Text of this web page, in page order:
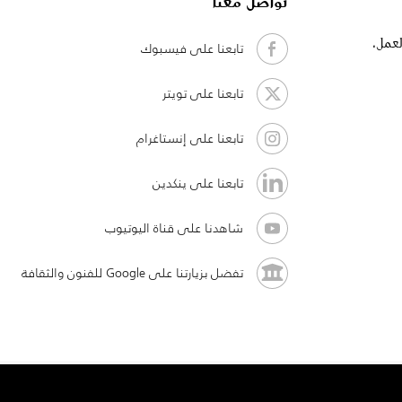
تابعنا على فيسبوك
تابعنا على تويتر
تابعنا على إنستاغرام
تابعنا على ينكدين
شاهدنا على قناة اليوتيوب
تفضل بزيارتنا على Google للفنون والثقافة